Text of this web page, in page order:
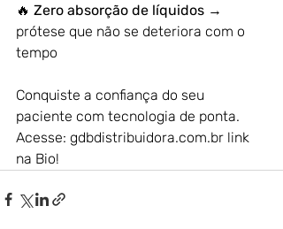
🔥 Zero absorção de líquidos →
prótese que não se deteriora com o
tempo
Conquiste a confiança do seu
paciente com tecnologia de ponta.
Acesse: gdbdistribuidora.com.br link
na Bio!